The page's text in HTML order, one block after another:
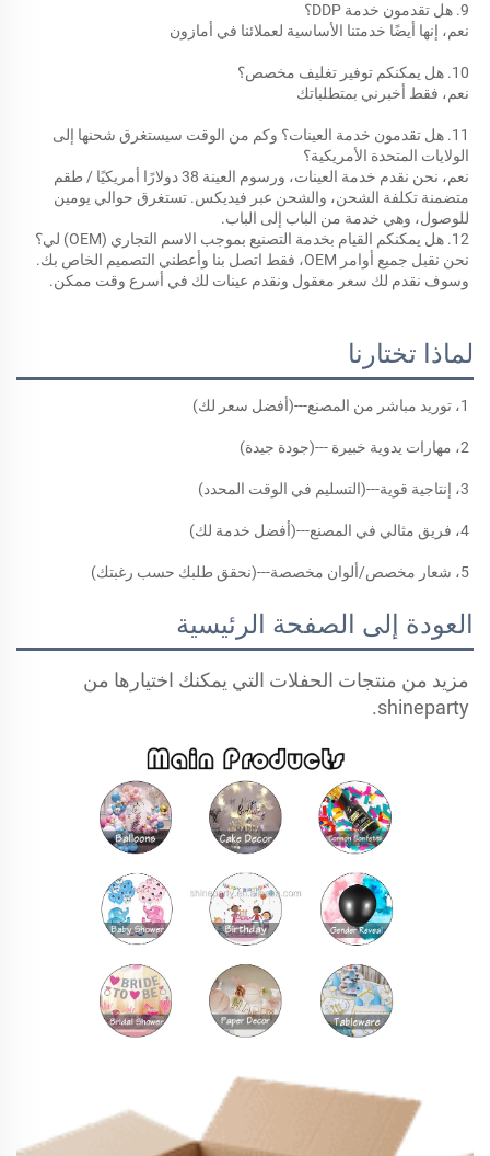
9. هل تقدمون خدمة DDP؟
نعم، إنها أيضًا خدمتنا الأساسية لعملائنا في أمازون
10. هل يمكنكم توفير تغليف مخصص؟
نعم، فقط أخبرني بمتطلباتك
الولايات المتحدة الأمريكية؟
للوصول، وهي خدمة من الباب إلى الباب.
12. هل يمكنكم القيام بخدمة التصنيع بموجب الاسم التجاري (OEM) لي؟
وسوف نقدم لك سعر معقول ونقدم عينات لك في أسرع وقت ممكن.
لماذا تختارنا
1، توريد مباشر من المصنع---(أفضل سعر لك)
2، مهارات يدوية خبيرة ---(جودة جيدة)
3، إنتاجية قوية---(التسليم في الوقت المحدد)
4، فريق مثالي في المصنع---(أفضل خدمة لك)
5، شعار مخصص/ألوان مخصصة---(نحقق طلبك حسب رغبتك)
العودة إلى الصفحة الرئيسية
shineparty.